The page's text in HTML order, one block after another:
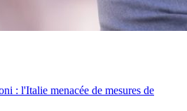
: l'Italie menacée de mesures de